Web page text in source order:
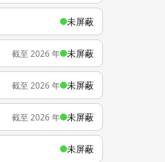
未屏蔽
截至 2026 年 未屏蔽
截至 2026 年 未屏蔽
截至 2026 年 未屏蔽
未屏蔽